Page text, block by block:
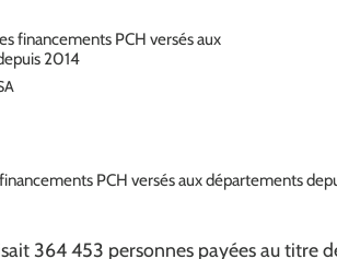
financements PCH versés aux
2014
PCH versés aux départements
364 453 personnes payées au titre